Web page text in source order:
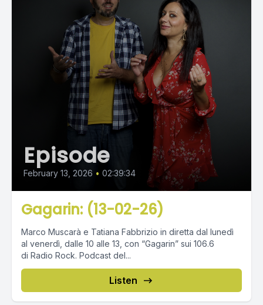
Episode
February 13, 2026 • 02:39:34
Gagarin: (13-02-26)
Marco Muscarà e Tatiana Fabbrizio in diretta dal lunedì
al venerdì, dalle 10 alle 13, con “Gagarin” sui 106.6
di Radio Rock. Podcast del...
Listen
Episode 0